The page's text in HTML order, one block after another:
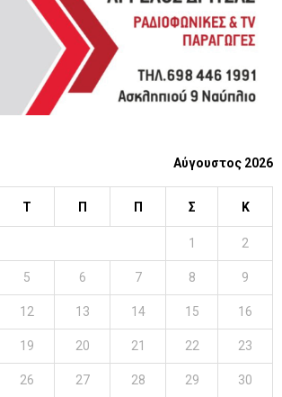
Αύγουστος 2026
Τ Π Π Σ Κ
1 2
5 6 7 8 9
12 13 14 15 16
19 20 21 22 23
26 27 28 29 30